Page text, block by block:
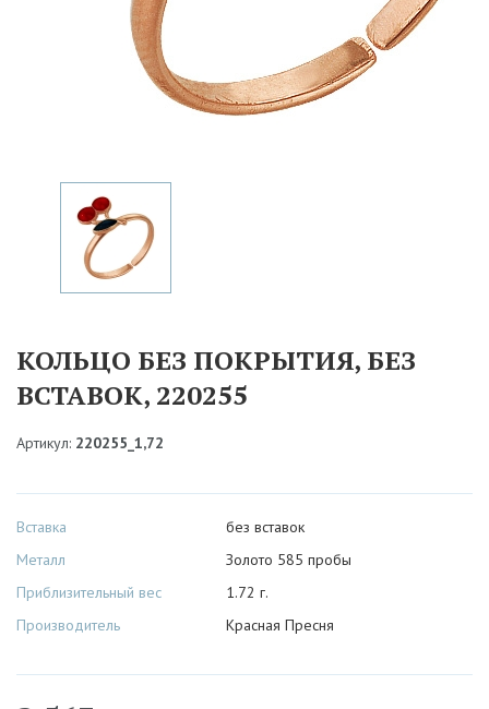
КОЛЬЦО БЕЗ ПОКРЫТИЯ, БЕЗ
ВСТАВОК, 220255
Артикул: 220255_1,72
Вставка
Металл
Приблизительный вес
Производитель
без вставок
Золото 585 пробы
1.72 г.
Красная Пресня